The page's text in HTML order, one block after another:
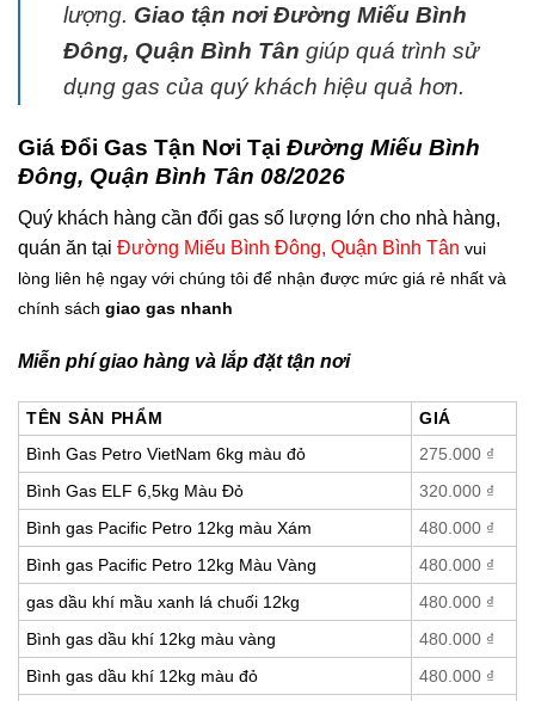
lượng. Giao tận nơi Đường Miếu Bình
Đông, Quận Bình Tân giúp quá trình sử
dụng gas của quý khách hiệu quả hơn.
Giá Đổi Gas Tận Nơi Tại Đường Miếu Bình
Đông, Quận Bình Tân 08/2026
Quý khách hàng cần đổi gas số lượng lớn cho nhà hàng,
quán ăn tại Đường Miếu Bình Đông, Quận Bình Tân vui
lòng liên hệ ngay với chúng tôi để nhận được mức giá rẻ nhất và
chính sách giao gas nhanh
Miễn phí giao hàng và lắp đặt tận nơi
TÊN SẢN PHẨM
GIÁ
Bình Gas Petro VietNam 6kg màu đỏ
275.000 ₫
Bình Gas ELF 6,5kg Màu Đỏ
320.000 ₫
Bình gas Pacific Petro 12kg màu Xám
480.000 ₫
Bình gas Pacific Petro 12kg Màu Vàng
480.000 ₫
gas dầu khí mầu xanh lá chuối 12kg
480.000 ₫
Bình gas dầu khí 12kg màu vàng
480.000 ₫
Bình gas dầu khí 12kg màu đỏ
480.000 ₫